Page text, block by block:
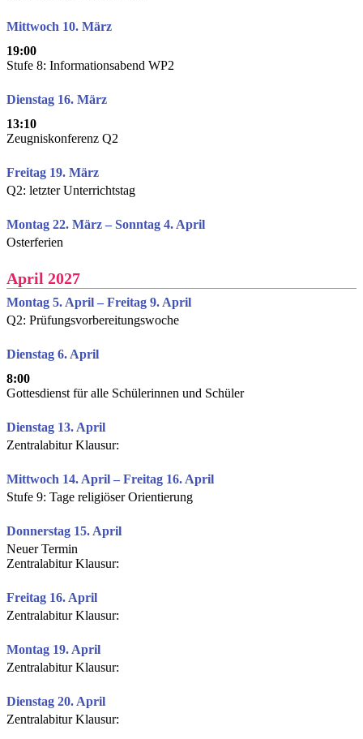
Mittwoch 10. März
19:00
Stufe 8: Informationsabend WP2
Dienstag 16. März
13:10
Zeugniskonferenz Q2
Freitag 19. März
Q2: letzter Unterrichtstag
Montag 22. März – Sonntag 4. April
Osterferien
April 2027
Montag 5. April – Freitag 9. April
Q2: Prüfungsvorbereitungswoche
Dienstag 6. April
8:00
Gottesdienst für alle Schülerinnen und Schüler
Dienstag 13. April
Zentralabitur Klausur:
Mittwoch 14. April – Freitag 16. April
Stufe 9: Tage religiöser Orientierung
Donnerstag 15. April
Neuer Termin
Zentralabitur Klausur:
Freitag 16. April
Zentralabitur Klausur:
Montag 19. April
Zentralabitur Klausur:
Dienstag 20. April
Zentralabitur Klausur: